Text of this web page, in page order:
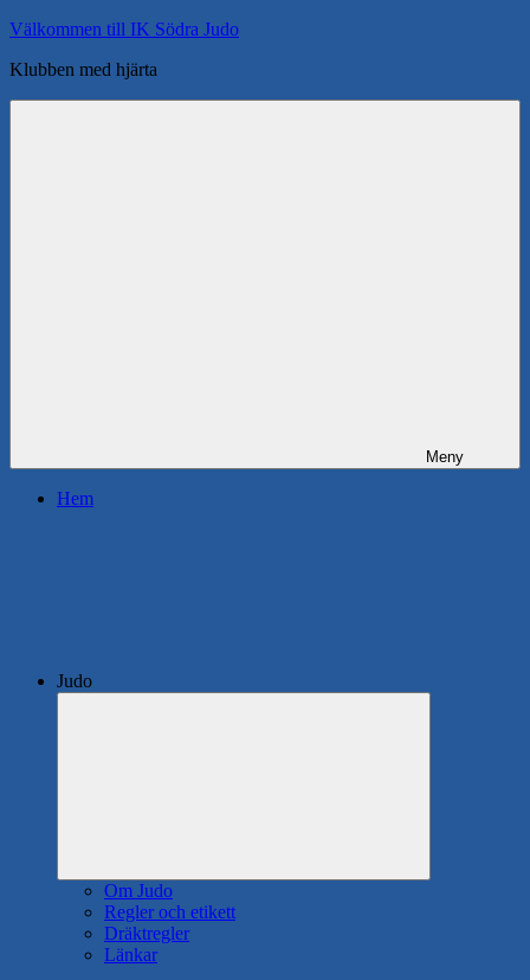
Hoppa
innehåll
Välkommen till IK Södra Judo
Klubben med hjärta
Meny
Hem
Judo
Om Judo
Regler och etikett
Dräktregler
Länkar